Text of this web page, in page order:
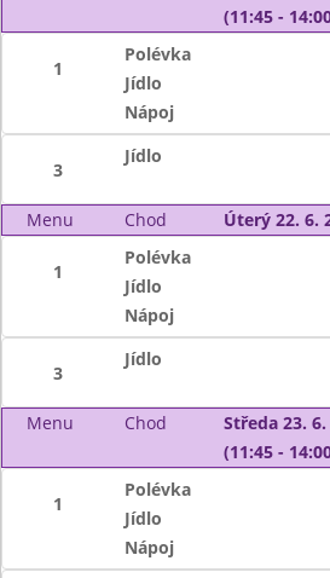
(11:45 -
1
Polévka
Jídlo
Nápoj
3
Jídlo
Menu Chod Úterý 22. 6.
1
Polévka
Jídlo
Nápoj
3
Jídlo
Menu Chod
Středa 23. 6.
(11:45 -
1
Polévka
Jídlo
Nápoj